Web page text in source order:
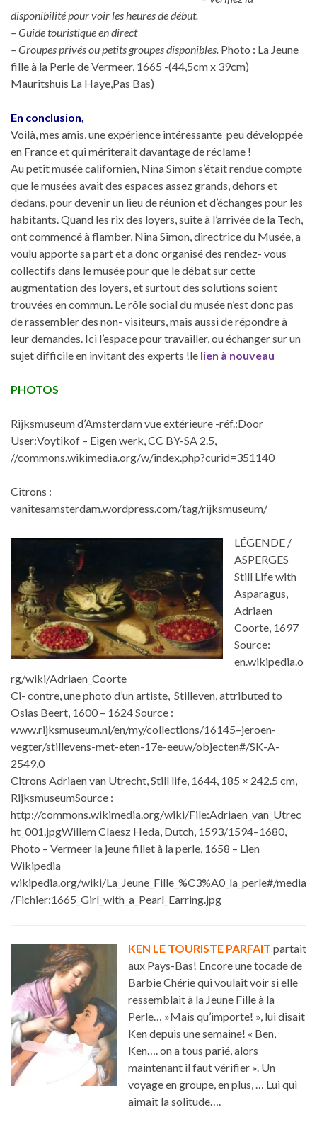
disponibilité pour voir les heures de début.
– Guide touristique en direct
– Groupes privés ou petits groupes disponibles. Photo : La Jeune
fille à la Perle de Vermeer, 1665 -(44,5cm x 39cm)
Mauritshuis La Haye,Pas Bas)
En conclusion,
Voilà, mes amis, une expérience intéressante peu développée
en France et qui mériterait davantage de réclame !
Au petit musée californien, Nina Simon s’était rendue compte
que le musées avait des espaces assez grands, dehors et
dedans, pour devenir un lieu de réunion et d’échanges pour les
habitants. Quand les rix des loyers, suite à l’arrivée de la Tech,
ont commencé à flamber, Nina Simon, directrice du Musée, a
voulu apporte sa part et a donc organisé des rendez- vous
collectifs dans le musée pour que le débat sur cette
augmentation des loyers, et surtout des solutions soient
trouvées en commun. Le rôle social du musée n’est donc pas
de rassembler des non- visiteurs, mais aussi de répondre à
leur demandes. Ici l’espace pour travailler, ou échanger sur un
sujet difficile en invitant des experts !le lien à nouveau
PHOTOS
Rijksmuseum d’Amsterdam vue extérieure -réf.:Door
User:Voytikof – Eigen werk, CC BY-SA 2.5,
//commons.wikimedia.org/w/index.php?curid=351140
Citrons :
vanitesamsterdam.wordpress.com/tag/rijksmuseum/
LÉGENDE /
ASPERGES
Still Life with
Asparagus,
Adriaen
Coorte, 1697
Source:
en.wikipedia.o
rg/wiki/Adriaen_Coorte
Ci- contre, une photo d’un artiste, Stilleven, attributed to
Osias Beert, 1600 – 1624 Source :
www.rijksmuseum.nl/en/my/collections/16145–jeroen-
vegter/stillevens-met-eten-17e-eeuw/objecten#/SK-A-
2549,0
Citrons Adriaen van Utrecht, Still life, 1644, 185 × 242.5 cm,
RijksmuseumSource :
http://commons.wikimedia.org/wiki/File:Adriaen_van_Utrec
ht_001.jpgWillem Claesz Heda, Dutch, 1593/1594–1680,
Photo – Vermeer la jeune fillet à la perle, 1658 – Lien
Wikipedia
wikipedia.org/wiki/La_Jeune_Fille_%C3%A0_la_perle#/media
/Fichier:1665_Girl_with_a_Pearl_Earring.jpg
KEN LE TOURISTE PARFAIT partait
aux Pays-Bas! Encore une tocade de
Barbie Chérie qui voulait voir si elle
ressemblait à la Jeune Fille à la
Perle… »Mais qu’importe! », lui disait
Ken depuis une semaine! « Ben,
Ken…. on a tous parié, alors
maintenant il faut vérifier ». Un
voyage en groupe, en plus, … Lui qui
aimait la solitude….